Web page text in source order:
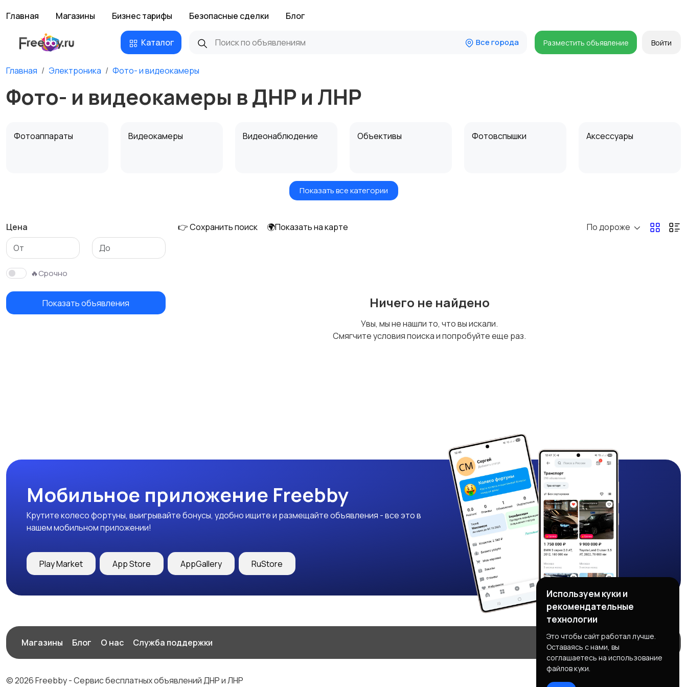
Главная Магазины Бизнес тарифы Безопасные сделки Блог
Каталог Все города Разместить объявление Войти
Главная Электроника Фото- и видеокамеры
Фото- и видеокамеры в ДНР и ЛНР
Фотоаппараты Видеокамеры Видеонаблюдение Объективы Фотовспышки Аксессуары
Компактные
Показать все категории
Цена
🔥Срочно
Показать объявления
👉 Сохранить поиск 🌍Показать на карте По дороже
Ничего не найдено
Увы, мы не нашли то, что вы искали.
Смягчите условия поиска и попробуйте еще раз.
Мобильное приложение Freebby
Крутите колесо фортуны, выигрывайте бонусы, удобно ищите и размещайте объявления - все это в
нашем мобильном приложении!
Play Market App Store AppGallery RuStore
Магазины Блог О нас Служба поддержки
© 2026 Freebby - Сервис бесплатных объявлений ДНР и ЛНР
Используем куки и
рекомендательные
технологии
Это чтобы сайт работал лучше.
Оставаясь с нами, вы
соглашаетесь на использование
файлов куки.